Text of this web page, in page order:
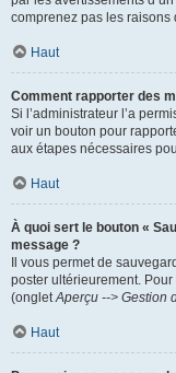
comprenez pas les raisons
Haut
Comment rapporter des
Si l’administrateur l’a
voir un bouton pour
aux étapes nécessaires
Haut
À quoi sert le bouton «
message ?
Il vous permet de
poster ultérieurement.
(ongletAperçu --> Gestion
Haut